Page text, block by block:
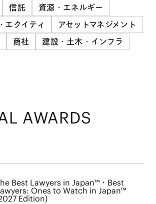
信託
資源・エネルギー
エクイティ
アセットマネジメント
商社 建設・土木・インフラ
AWARDS
Best Lawyers in Japan™・Best
Ones to Watch in Japan™
Edition)